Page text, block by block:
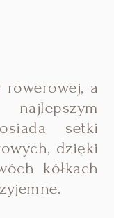
a
setki
dzięki
kółkach